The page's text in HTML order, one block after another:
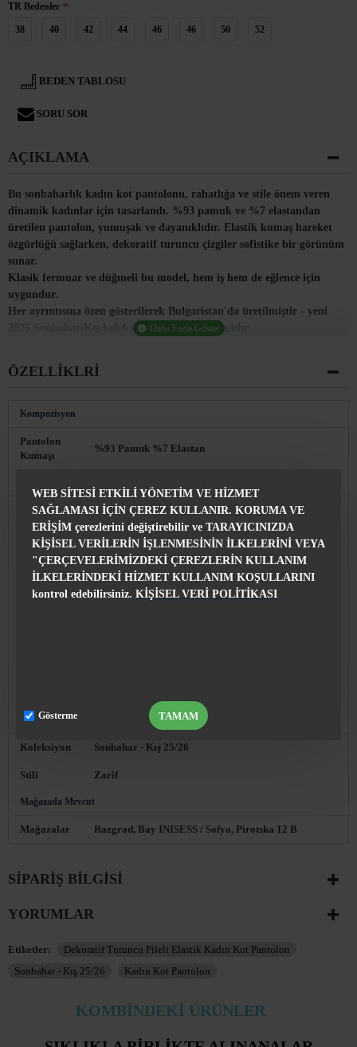
WEB SİTESİ ETKİLİ YÖNETİM VE HİZMET
SAĞLAMASI İÇİN ÇEREZ KULLANIR. KORUMA VE
ERİŞİM çerezlerini değiştirebilir ve TARAYICINIZDA
KİŞİSEL VERİLERİN İŞLENMESİNİN İLKELERİNİ VEYA
"ÇERÇEVELERİMİZDEKİ ÇEREZLERİN KULLANIM
İLKELERİNDEKİ HİZMET KULLANIM KOŞULLARINI
kontrol edebilirsiniz. KİŞİSEL VERİ POLİTİKASI
TAMAM
Gösterme
TR Bedenler
38 40 42 44 46 46 50 52
BEDEN TABLOSU
SORU SOR
AÇIKLAMA
Bu sonbaharlık kadın kot pantolonu, rahatlığa ve stile önem veren
dinamik kadınlar için tasarlandı. %93 pamuk ve %7 elastandan
üretilen pantolon, yumuşak ve dayanıklıdır. Elastik kumaş hareket
özgürlüğü sağlarken, dekoratif turuncu çizgiler sofistike bir görünüm
sunar.
Klasik fermuar ve düğmeli bu model, hem iş hem de eğlence için
uygundur.
Her ayrıntısına özen gösterilerek Bulgaristan'da üretilmiştir - yeni
2025 Sonbahar-Kış koleksiyonunun bir parçasıdır.
ÖZELLIKLRI
Kompozisyon
Pantolon
Kumaşı
%93 Pamuk %7 Elastan
İlıkleme Zip ve Düğme ile
Pantolon
96 cm
Üretim
yeri
Bulgaristan, Razgrad şehri
Koleksiyon ve Stil
Koleksiyon Sonbahar - Kış 25/26
Stili Zarif
Mağazada Mevcut
Mağazalar Razgrad, Bay INISESS / Sofya, Pirotska 12 B
SIPARIŞ BILGISI
YORUMLAR
Etiketler:
Dekoratif Turuncu Pileli Elastik Kadın Kot Pantolon
Sonbahar - Kış 25/26
Kadın Kot Pantolon
KOMBINDEKI ÜRÜNLER